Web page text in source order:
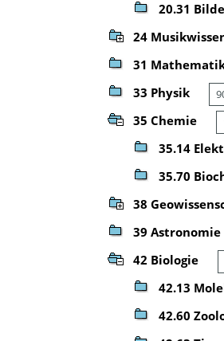
20.31
24
31
33 Physik
35 Chemie
35.14
35.70
38
39 Astronomie
42 Biologie
42.13
42.60